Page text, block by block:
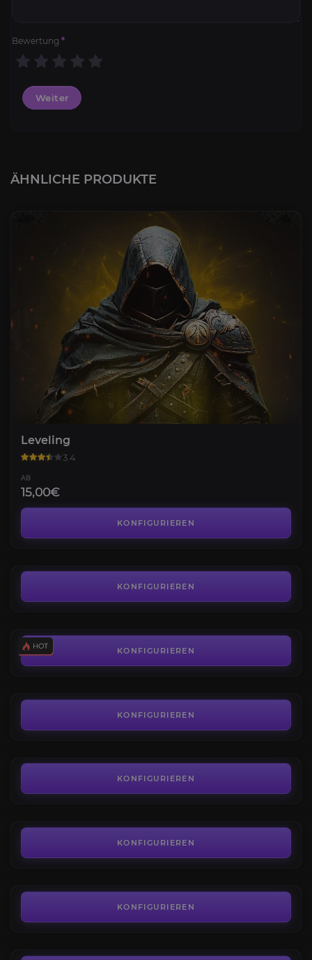
Bewertung *
Weiter
ÄHNLICHE PRODUKTE
Leveling
3.4
AB
15,00€
KONFIGURIEREN
KONFIGURIEREN
Exalted Orb
KONFIGURIEREN
KONFIGURIEREN
KONFIGURIEREN
Meta Gems
KONFIGURIEREN
Trial of Chaos
KONFIGURIEREN